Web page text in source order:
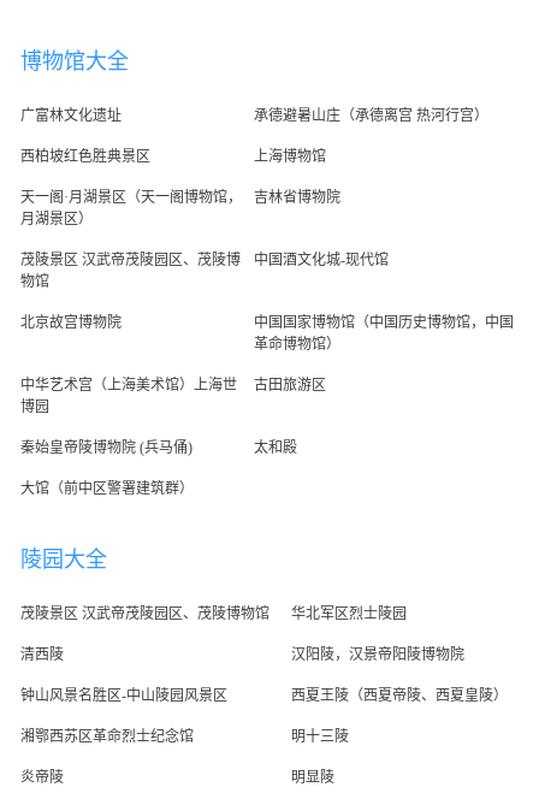
博物馆大全
广富林文化遗址 承德避暑山庄（承德离宫 热河行宫）
西柏坡红色胜典景区 上海博物馆
天一阁·月湖景区（天一阁博物馆，
月湖景区）
吉林省博物院
茂陵景区 汉武帝茂陵园区、茂陵博
物馆
中国酒文化城-现代馆
北京故宫博物院
中国国家博物馆（中国历史博物馆，中国
革命博物馆）
中华艺术宫（上海美术馆）上海世
博园
古田旅游区
秦始皇帝陵博物院 (兵马俑) 太和殿
大馆（前中区警署建筑群）
陵园大全
茂陵景区 汉武帝茂陵园区、茂陵博物馆 华北军区烈士陵园
清西陵 汉阳陵，汉景帝阳陵博物院
钟山风景名胜区-中山陵园风景区 西夏王陵（西夏帝陵、西夏皇陵）
湘鄂西苏区革命烈士纪念馆 明十三陵
炎帝陵 明显陵